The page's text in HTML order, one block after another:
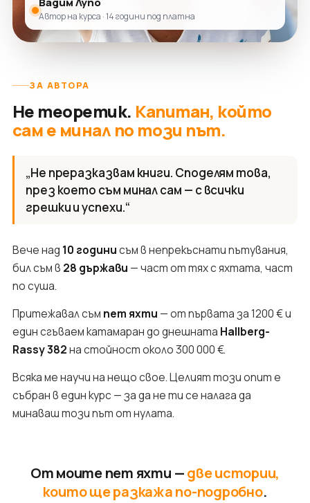
Автор на курса · 14 години под платна
ЗА АВТОРА
Не теоретик. Капитан, който
сам е минал по този път.
„Не преразказвам книги. Споделям това,
през което съм минал сам — с всички
грешки и успехи.“
Вече над 10 годинисъм в непрекъснати пътувания,
бил съм в 28 държави — част от тях с яхтата, част
по суша.
Притежавал съм пет яхти — от първата за 1200 € и
един сгъваем катамаран до днешната Hallberg-
Rassy 382на стойност около 300 000 €.
Всяка ме научи на нещо свое. Целият този опит е
събран в един курс — за да не ти се налага да
минаваш този път от нулата.
От моите пет яхти —две истории,
които ще разкажа по-подробно.